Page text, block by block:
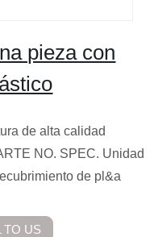
pieza con
de alta calidad
NO. SPEC. Unidad
de pl&a
TO US